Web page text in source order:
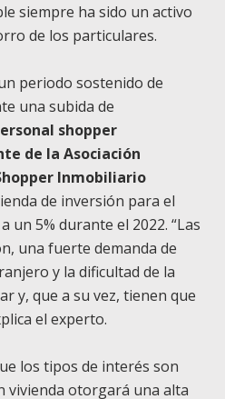
siempre ha sido un activo
de los particulares.
periodo sostenido de
una subida de
shopper
de la Asociación
Inmobiliario
de inversión para el
5% durante el 2022. “Las
una fuerte demanda de
y la dificultad de la
y, que a su vez, tienen que
el experto.
los tipos de interés son
vivienda otorgará una alta